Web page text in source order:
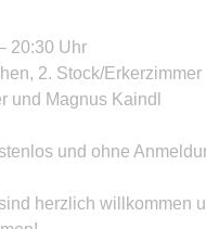
20:30 Uhr
2. Stock/Erkerzimmer
und Magnus Kaindl
und ohne
herzlich willkommen